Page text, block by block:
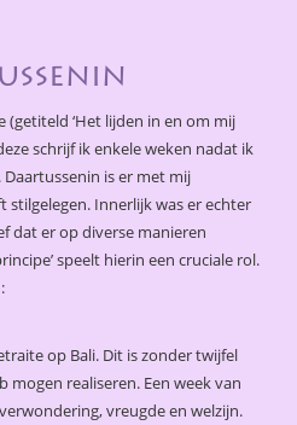
(getiteld ‘Het lijden in en om mij
schrijf ik enkele weken nadat ik
is er met mij
Innerlijk was er echter
dat er op diverse manieren
speelt hierin een cruciale rol.
op Bali. Dit is zonder twijfel
realiseren. Een week van
vreugde en welzijn.